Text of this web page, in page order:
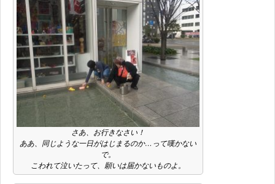
さあ、お行きなさい！
ああ、同じような一日がはじまるのか…って嘆かない
で。
こわれて泣いたって、願いは届かないものよ。